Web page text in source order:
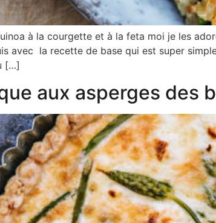
à la courgette et à la feta moi je les
avec la recette de base qui est super
[…]
aux asperges des